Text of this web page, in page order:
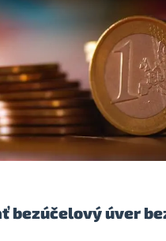
bezúčelový úver